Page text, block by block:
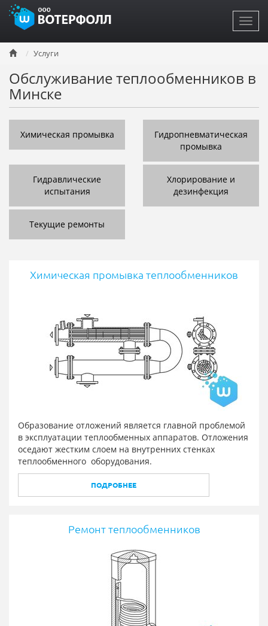
Перейти
основному
содержанию
Услуги
Обслуживание теплообменников в
Минске
Химическая промывка
Гидропневматическая
промывка
Гидравлические
испытания
Хлорирование и
дезинфекция
Текущие ремонты
Химическая промывка теплообменников
Образование отложений является главной проблемой
в эксплуатации теплообменных аппаратов. Отложения
оседают жестким слоем на внутренних стенках
теплообменного оборудования.
ПОДРОБНЕЕ
Ремонт теплообменников